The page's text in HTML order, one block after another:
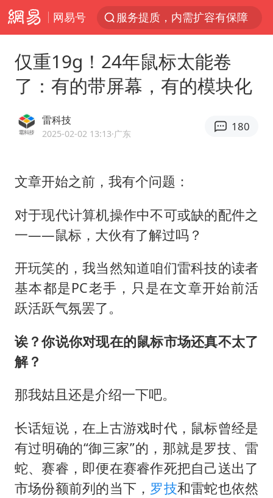
网易号
服务提质，内需扩容有保障
41岁女子为鼓励女儿考上985研究生
“老头乐”悬挂“蒙H好几个8”上路
男子出狱前8天被改判死缓
中方公布5项对美反制措施
外交部回应日本将中国列为最大挑战
“中国游”持续带火“中国购”
仅重19g！24年鼠标太能卷
了：有的带屏幕，有的模块化
雷科技
2025-02-02 13:13·广东
180
文章开始之前，我有个问题：
对于现代计算机操作中不可或缺的配件之
一——鼠标，大伙有了解过吗？
开玩笑的，我当然知道咱们雷科技的读者
基本都是PC老手，只是在文章开始前活
跃活跃气氛罢了。
诶？你说你对现在的鼠标市场还真不太了
解？
那我姑且还是介绍一下吧。
长话短说，在上古游戏时代，鼠标曾经是
有过明确的“御三家”的，那就是罗技、雷
蛇、赛睿，即便在赛睿作死把自己送出了
市场份额前列的当下， 罗技和雷蛇也依然